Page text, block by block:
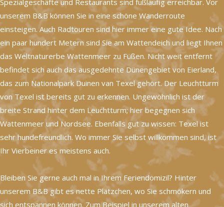
Spezialgeschäfte und Restaurants sind fußläufig erreichbar. Vor
unserem B&B können Sie in eine schöne Wanderroute
einsteigen. Auch Radtouren sind hier immer eine gute Idee. Nach
ein paar hundert Metern sind Sie am Wattendeich und liegt Ihnen
das Weltnaturerbe Wattenmeer zu Füßen. Nicht weit entfernt
befindet sich auch das ausgedehnte Dünengebiet von Eierland,
das zum Nationalpark Duinen van Texel gehört. Der Leuchtturm
von Texel ist bereits gut zu erkennen. Ungewöhnlich ist der
breite Strand hinter dem Leuchtturm; hier begegnen sich
Wattenmeer und Nordsee. Ebenfalls gut zu wissen: Texel ist
sehr hundefreundlich. Wo immer Sie selbst willkommen sind, ist
Ihr Vierbeiner es meistens auch.
Bleiben Sie gerne auch mal in Ihrem Feriendomizil? Hinter
unserem B&B gibt es nette Plätzchen, wo Sie schmökern und
sich entspannen können. Zum Beispiel in unserem alten